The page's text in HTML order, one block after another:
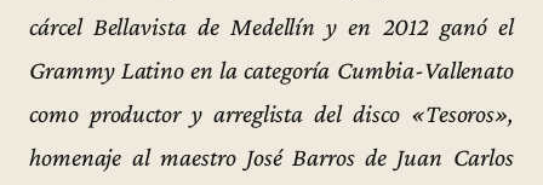
cárcel Bellavista de Medellín y en 2012 ganó el
Grammy Latino en la categoría Cumbia-Vallenato
como productor y arreglista del disco «Tesoros»,
homenaje al maestro José Barros de Juan Carlos